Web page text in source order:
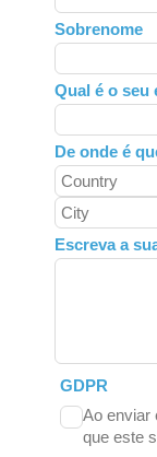
field
blank
Sobrenome
Qual é o seu
De onde é
Escreva a
GDPR
Ao enviar
que este